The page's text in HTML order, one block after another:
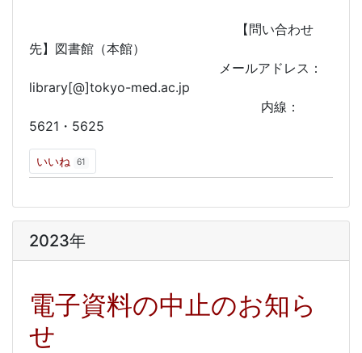
【問い合わせ
先】図書館（本館）
メールアドレス：
library[@]tokyo-med.ac.jp
内線：
5621・5625
いいね 61
2023年
電子資料の中止のお知ら
せ